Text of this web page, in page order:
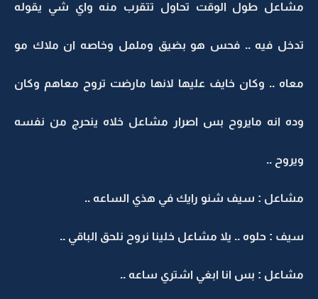
مشاعل طول الوقت تحاول تتقرب منه واي شي يقوله
تدخل فيه .. فحس هو بضيق وململ وخاصه ان ملاك مو
معاه .. وكان خايف عليها لانها مارضت تروح معاهم وكان
وده انه مايروح بس اصرار مشاعل خلاه ينحرج من نفسه
ويروح ..
مشاعل : سيف شنو رايك في هذي الساعه ..
سيف : حلوه .. يلا مشاعل خلينا نروح نلحق الباقي ..
مشاعل : بس انا ابغي اشتري ساعه ..